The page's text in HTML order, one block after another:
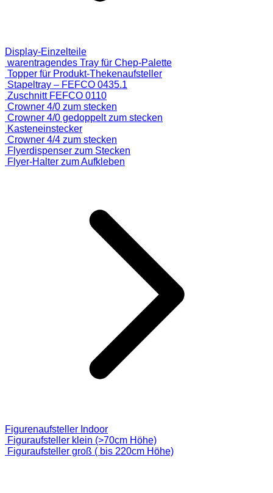
Display-Einzelteile
warentragendes Tray für Chep-Palette
Topper für Produkt-Thekenaufsteller
Stapeltray – FEFCO 0435.1
Zuschnitt FEFCO 0110
Crowner 4/0 zum stecken
Crowner 4/0 gedoppelt zum stecken
Kasteneinstecker
Crowner 4/4 zum stecken
Flyerdispenser zum Stecken
Flyer-Halter zum Aufkleben
Figurenaufsteller Indoor
Figuraufsteller klein (>70cm Höhe)
Figuraufsteller groß ( bis 220cm Höhe)